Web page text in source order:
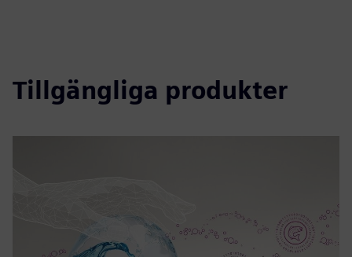
Tillgängliga produkter